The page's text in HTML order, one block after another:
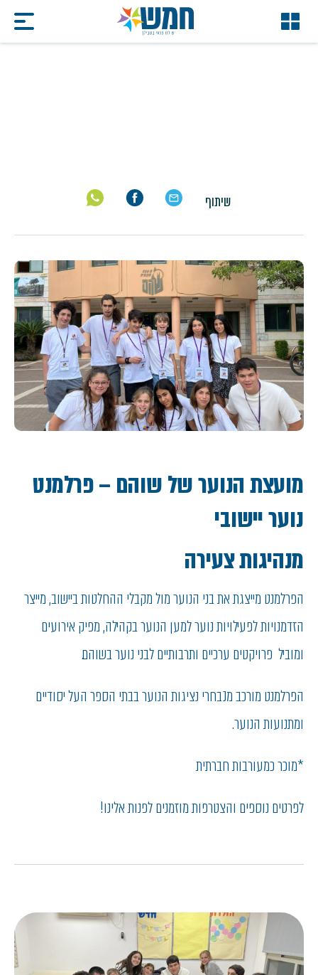
שיתוף
מועצת הנוער של שוהם –פרלמנט
נוער יישובי
מנהיגות צעירה
הפרלמנט מייצגת את בני הנוער מול מקבלי ההחלטות ביישוב, מייצר
הזדמנויות לפעילויות נוער למען הנוער בקהילה, מפיק אירועים
ומוביל פרויקטים ערכיים ותרבותיים לבני נוער בשוהם.
הפרלמנט מורכב מנבחרי נציגות הנוער בבתי הספר העל יסודיים
ומתנועות הנוער.
*מוכר כמעורבות חברתית
לפרטים נוספים והצטרפות מוזמנים לפנות אלינו!